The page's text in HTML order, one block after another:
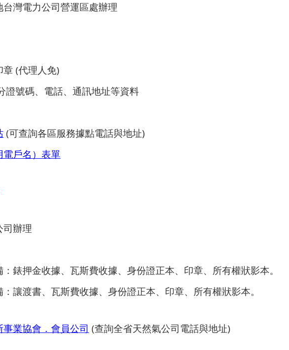
灣電力公司營運區處辦理
(代理人免)
證號碼、電話、通訊地址等資料
(可查詢各區服務據點電話與地址)
電戶名）表單
司辦理
錶押金收據、瓦斯費收據、身份證正本、印章、所有權狀影本。
讓渡書、瓦斯費收據、身份證正本、印章、所有權狀影本。
業協會．會員公司 (查詢全省天然氣公司電話與地址)